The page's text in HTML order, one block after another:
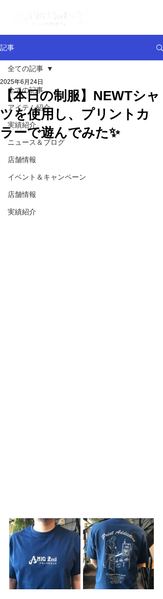
記事
全ての記事
アイテム紹介
実績紹介
ニュース＆ブログ
店舗情報
イベント＆キャンペーン
店舗情報
実績紹介
全ての記事
【本日の制服】NEWTシャ
ツを使用し、プリントカ
ラーで遊んでみた✨
2025年6月24日